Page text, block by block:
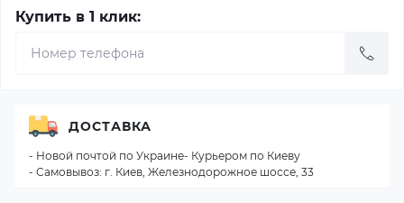
Купить в 1 клик:
ДОСТАВКА
- Новой почтой по Украине- Курьером по Киеву
- Самовывоз: г. Киев, Железнодорожное шоссе, 33